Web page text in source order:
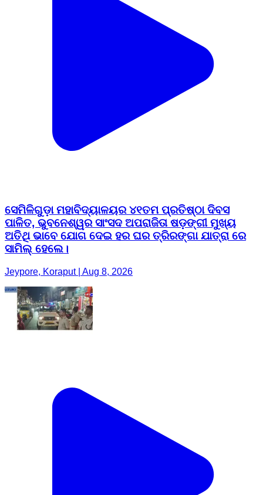
ସେମିଳିଗୁଡ଼ା ମହାବିଦ୍ୟାଳୟର ୪୧ତମ ପ୍ରତିଷ୍ଠା ଦିବସ
ପାଳିତ, ଭୁବନେଶ୍ୱର ସାଂସଦ ଅପରାଜିତା ଷଡ଼ଙ୍ଗୀ ମୁଖ୍ୟ
ଅତିଥି ଭାବେ ଯୋଗ ଦେଇ ହର ଘର ତ୍ରିରଙ୍ଗା ଯାତ୍ରା ରେ
ସାମିଲ୍ ହେଲେ।
Jeypore, Koraput | Aug 8, 2026